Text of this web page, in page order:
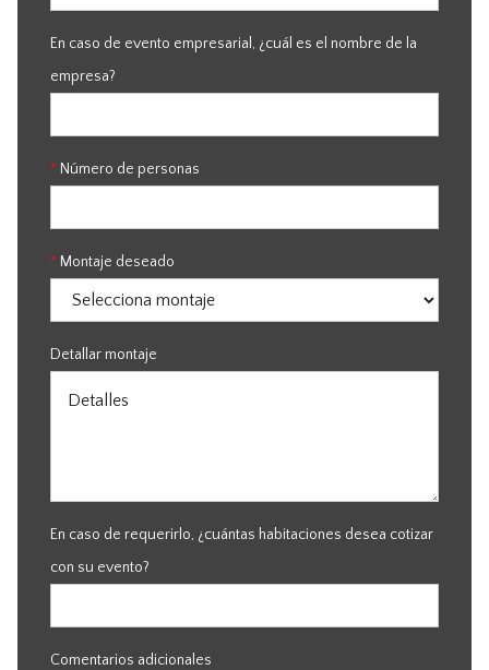
En caso de evento empresarial, ¿cuál es el nombre de la
empresa?
* Número de personas
* Montaje deseado
Detallar montaje
En caso de requerirlo, ¿cuántas habitaciones desea cotizar
con su evento?
Comentarios adicionales